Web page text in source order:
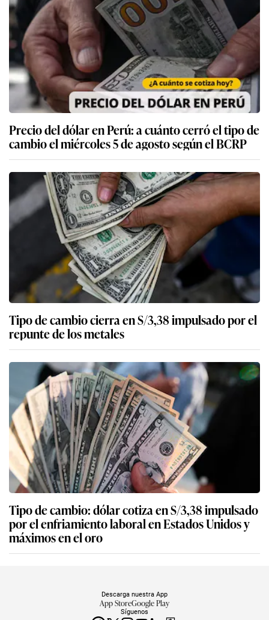
Precio del dólar en Perú: a cuánto cerró el tipo de
cambio el miércoles 5 de agosto según el BCRP
Tipo de cambio cierra en S/3,38 impulsado por el
repunte de los metales
Tipo de cambio: dólar cotiza en S/3,38 impulsado
por el enfriamiento laboral en Estados Unidos y
máximos en el oro
Síguenos
Descarga nuestra App
App StoreGoogle Play